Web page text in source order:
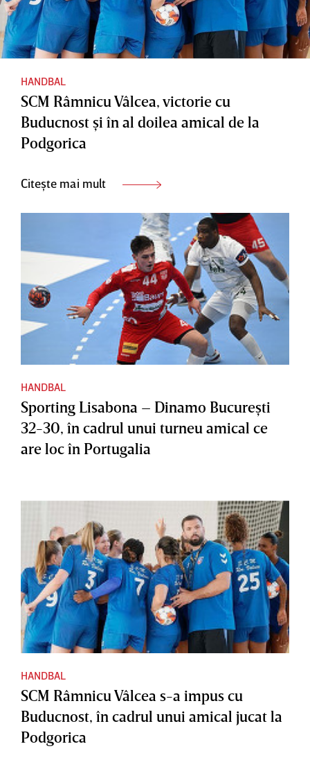
HANDBAL
SCM Râmnicu Vâlcea, victorie cu
Buducnost şi în al doilea amical de la
Podgorica
Citește mai mult
HANDBAL
Sporting Lisabona – Dinamo Bucureşti
32-30, în cadrul unui turneu amical ce
are loc în Portugalia
HANDBAL
SCM Râmnicu Vâlcea s-a impus cu
Buducnost, în cadrul unui amical jucat la
Podgorica